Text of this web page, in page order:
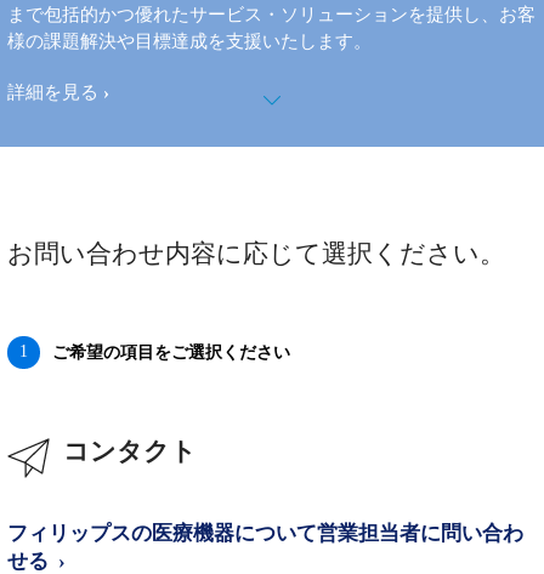
まで包括的かつ優れたサービス・ソリューションを提供し、お客
様の課題解決や目標達成を支援いたします。
詳細を見る
お問い合わせ内容に応じて選択ください。
1 ご希望の項目をご選択ください
コンタクト
フィリップスの医療機器について営業担当者に問い合わ
せる